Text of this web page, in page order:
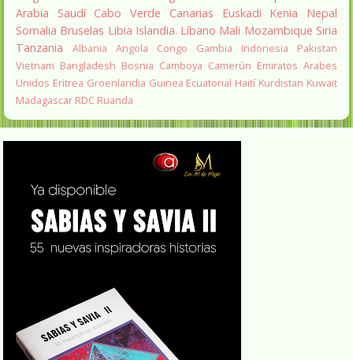
Arabia Saudí Cabo Verde Canarias Euskadi Kenia
Nepal
Somalia Bruselas Libia Islandia. Líbano Mali Mozambique Siria
Tanzania
Albania Angola Congo Gambia Indonesia
Pakistan
Vietnam Bangladesh Bosnia Camboya Camerún Emiratos Arabes
Unidos Eritrea Groenlandia Guinea Ecuatorial Haití Kurdistan Kuwait
Madagascar RDC Ruanda